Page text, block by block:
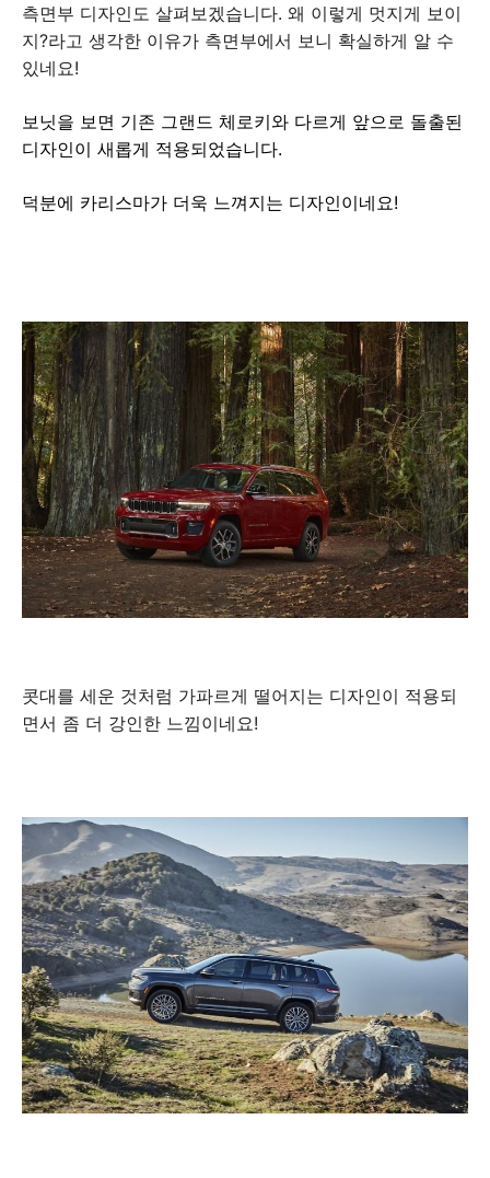
측면부 디자인도 살펴보겠습니다. 왜 이렇게 멋지게 보이
지?라고 생각한 이유가 측면부에서 보니 확실하게 알 수
있네요!
보닛을 보면 기존 그랜드 체로키와 다르게 앞으로 돌출된
디자인이 새롭게 적용되었습니다.
덕분에 카리스마가 더욱 느껴지는 디자인이네요!
콧대를 세운 것처럼 가파르게 떨어지는 디자인이 적용되
면서 좀 더 강인한 느낌이네요!